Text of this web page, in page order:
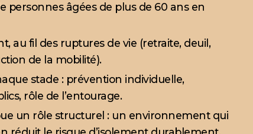
personnes âgées de plus de 60 ans en
au fil des ruptures de vie (retraite, deuil,
de la mobilité).
stade : prévention individuelle,
rôle de l’entourage.
un rôle structurel : un environnement qui